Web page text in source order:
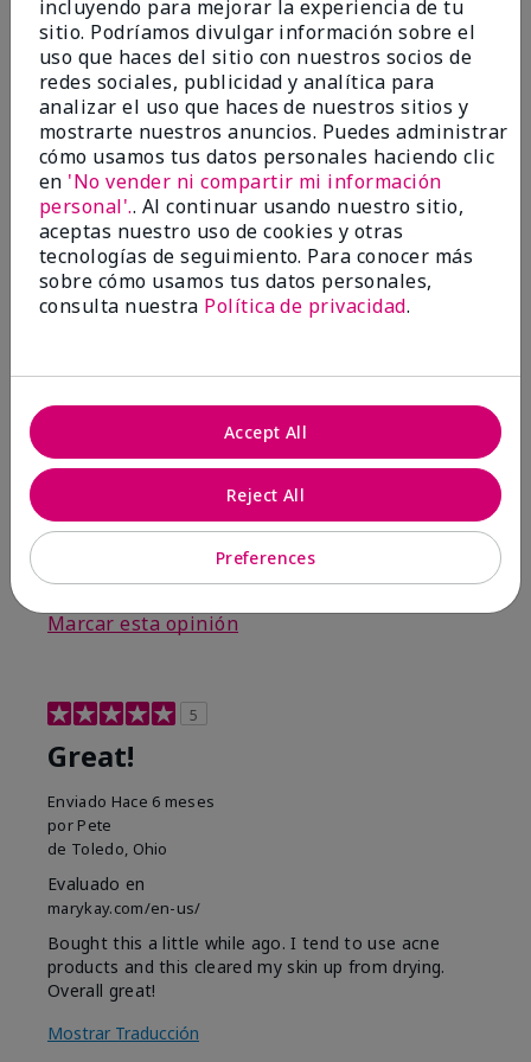
Satisfied
EnviadoHace 3 meses
porKeyrone
de LaBelle, FL
Evaluado en
marykay.com/en-us/
Since using MK products, my skin hasn't been as oily.
I've received compliments that my complexion has
improved, and most of all, my skin doesn't feel dry or
irritated after use. Moisturizers are usually hard to
Tyre, for introducing me to these products!
ConclusiónSí, recomendaría a un amigo
¿Le ha resultado útil esta
opinión?
Marcar esta opinión
5
Great!
Enviado Hace 6 meses
por Pete
de Toledo, Ohio
Evaluado en
marykay.com/en-us/
Bought this a little while ago. I tend to use acne
products and this cleared my skin up from drying.
Overall great!
Mostrar Traducción
incluyendo para mejorar la experiencia de tu
sitio. Podríamos divulgar información sobre el
uso que haces del sitio con nuestros socios de
redes sociales, publicidad y analítica para
analizar el uso que haces de nuestros sitios y
mostrarte nuestros anuncios. Puedes administrar
cómo usamos tus datos personales haciendo clic
en 'No vender ni compartir mi información
personal'.. Al continuar usando nuestro sitio,
aceptas nuestro uso de cookies y otras
tecnologías de seguimiento. Para conocer más
sobre cómo usamos tus datos personales,
consulta nuestra Política de privacidad.
Preferences
Reject All
Accept All